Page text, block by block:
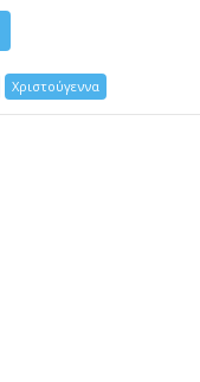
Χριστούγεννα